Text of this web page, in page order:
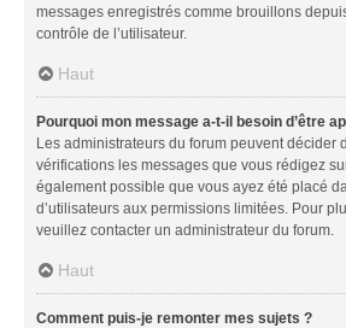
messages enregistrés comme brouillons
contrôle de l’utilisateur.
Haut
Pourquoi mon message a-t-il besoin d’être
Les administrateurs du forum peuvent décider
vérifications les messages que vous rédigez
également possible que vous ayez été placé
d’utilisateurs aux permissions limitées. Pour
veuillez contacter un administrateur du forum.
Haut
Comment puis-je remonter mes sujets ?